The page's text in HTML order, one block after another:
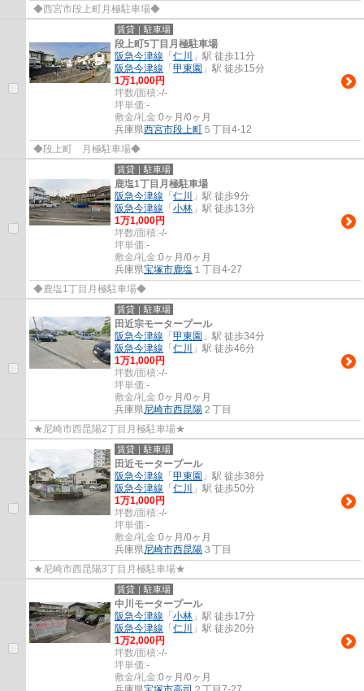
◆西宮市段上町月極駐車場◆
賃貸｜駐車場
段上町5丁目月極駐車場
阪急今津線 「 仁川
」駅 徒歩11分
阪急今津線 「 甲東園 」駅 徒歩15分
1万1,000円
坪数/面積:-/-
坪単価:-
敷金/礼金:0ヶ月/0ヶ月
兵庫県西宮市段上町 ５丁目4-12
◆段上町 月極駐車場◆
賃貸｜駐車場
鹿塩1丁目月極駐車場
阪急今津線 「 仁川
」駅 徒歩9分
阪急今津線 「 小林 」駅 徒歩13分
1万1,000円
坪数/面積:-/-
坪単価:-
敷金/礼金:0ヶ月/0ヶ月
兵庫県宝塚市鹿塩 １丁目4-27
◆鹿塩1丁目月極駐車場◆
賃貸｜駐車場
田近宗モータープール
阪急今津線 「 甲東園 」駅 徒歩34分
阪急今津線 「 仁川
」駅 徒歩46分
1万1,000円
坪数/面積:-/-
坪単価:-
敷金/礼金:0ヶ月/0ヶ月
兵庫県尼崎市西昆陽 ２丁目
★尼崎市西昆陽2丁目月極駐車場★
賃貸｜駐車場
田近モータープール
阪急今津線 「 甲東園 」駅 徒歩38分
阪急今津線 「 仁川
」駅 徒歩50分
1万1,000円
坪数/面積:-/-
坪単価:-
敷金/礼金:0ヶ月/0ヶ月
兵庫県尼崎市西昆陽 ３丁目
★尼崎市西昆陽3丁目月極駐車場★
賃貸｜駐車場
中川モータープール
阪急今津線 「 小林 」駅 徒歩17分
阪急今津線 「 仁川
」駅 徒歩20分
1万2,000円
坪数/面積:-/-
坪単価:-
敷金/礼金:0ヶ月/0ヶ月